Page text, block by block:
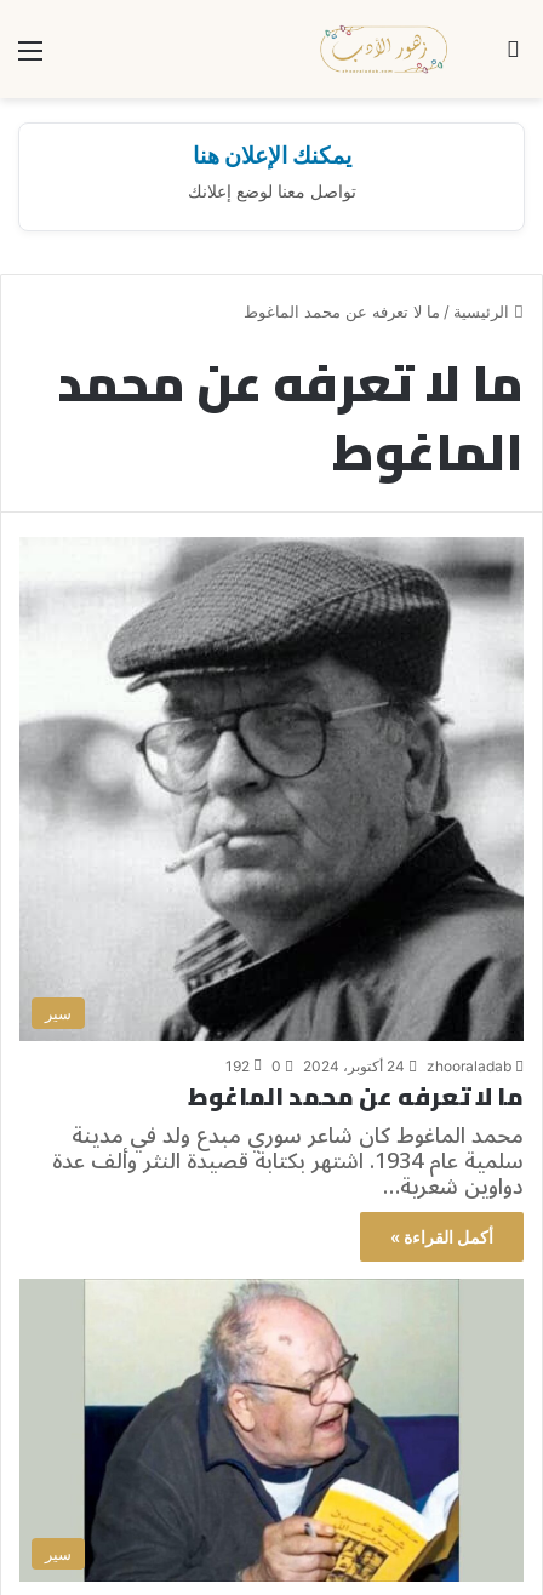
بحث عن
يمكنك الإعلان هنا
تواصل معنا لوضع إعلانك
الرئيسية / ما لا تعرفه عن محمد الماغوط
ما لا تعرفه عن محمد
الماغوط
سير
zhooraladab 24 أكتوبر، 2024 0
192
ما لا تعرفه عن محمد الماغوط
محمد الماغوط كان شاعر سوري مبدع ولد في مدينة
سلمية عام 1934. اشتهر بكتابة قصيدة النثر وألف عدة
دواوين شعرية…
أكمل القراءة »
سير